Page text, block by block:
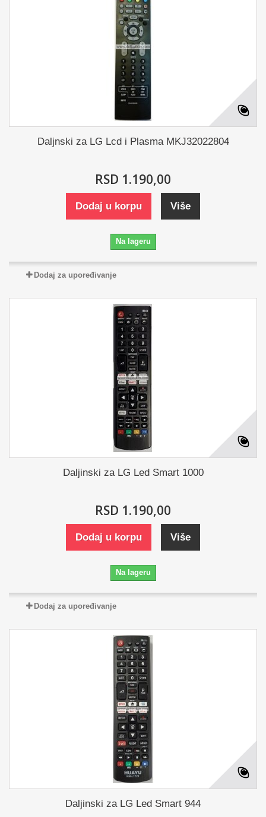
Daljnski za LG Lcd i Plasma MKJ32022804
RSD 1.190,00
Dodaj u korpu Više
Na lageru
Dodaj za upoređivanje
Daljinski za LG Led Smart 1000
RSD 1.190,00
Dodaj u korpu Više
Na lageru
Dodaj za upoređivanje
Daljinski za LG Led Smart 944